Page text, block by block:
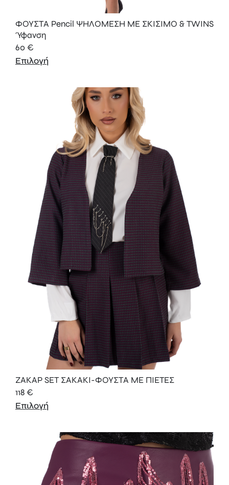
ΦΟΥΣΤΑ Pencil ΨΗΛΟΜΕΣΗ ΜΕ ΣΚΙΣΙΜΟ & ΤWINS
Ύφανση
60 €
Επιλογή
ΖΑΚΑΡ SET ΣΑΚΑΚΙ-ΦΟΥΣΤΑ ΜΕ ΠΙΕΤΕΣ
118€
Επιλογή